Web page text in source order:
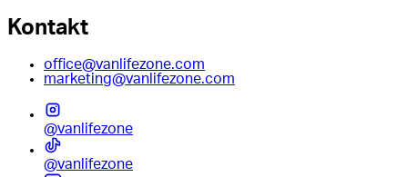
Kontakt
office@vanlifezone.com
marketing@vanlifezone.com
@vanlifezone
@vanlifezone